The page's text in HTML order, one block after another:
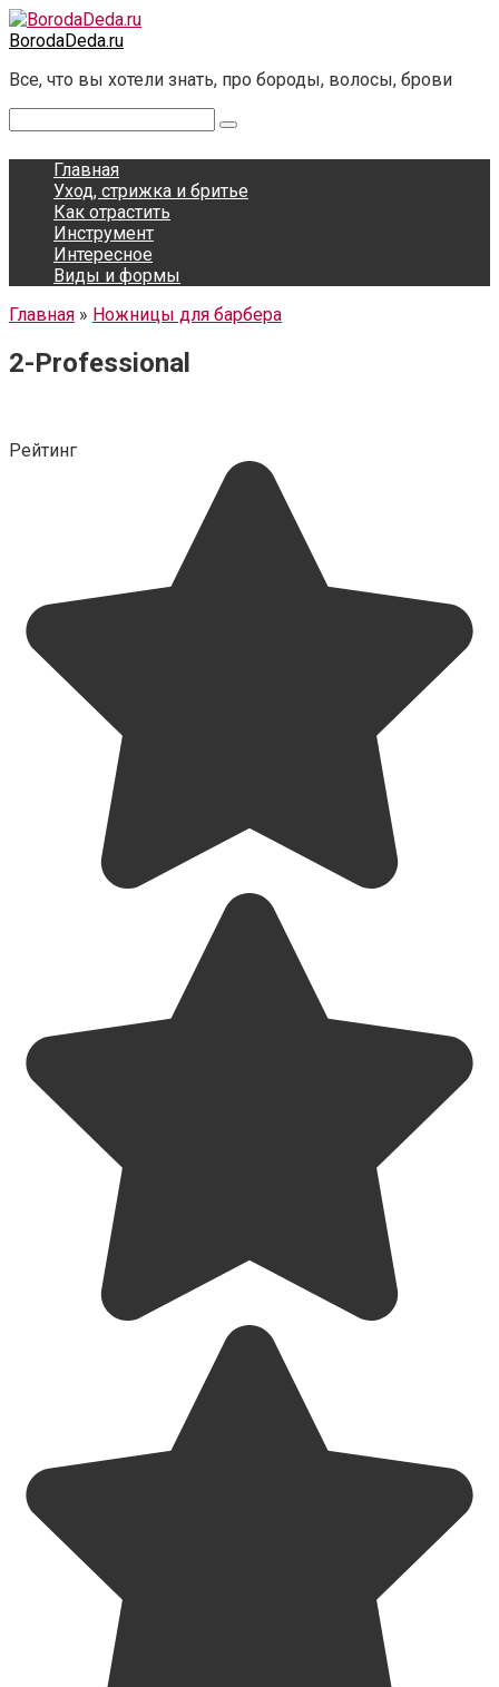
Перейти
к
BorodaDeda.ru
Все, что вы хотели знать, про бороды, волосы, брови
Главная
Уход, стрижка и бритье
Как отрастить
Инструмент
Интересное
Виды и формы
Главная » Ножницы для барбера
2-Professional
Рейтинг